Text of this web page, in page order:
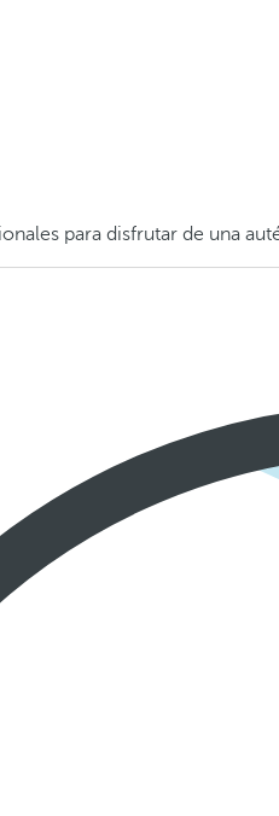
para disfrutar de una